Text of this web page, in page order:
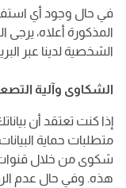
في حال وجود أي
المذكورة أعلاه،
الشخصية لدينا عبر
الشكاوى وآلية
إذا كنت تعتقد أن
متطلبات حماية
شكوى من خلال
هذه. وفي حال عدم